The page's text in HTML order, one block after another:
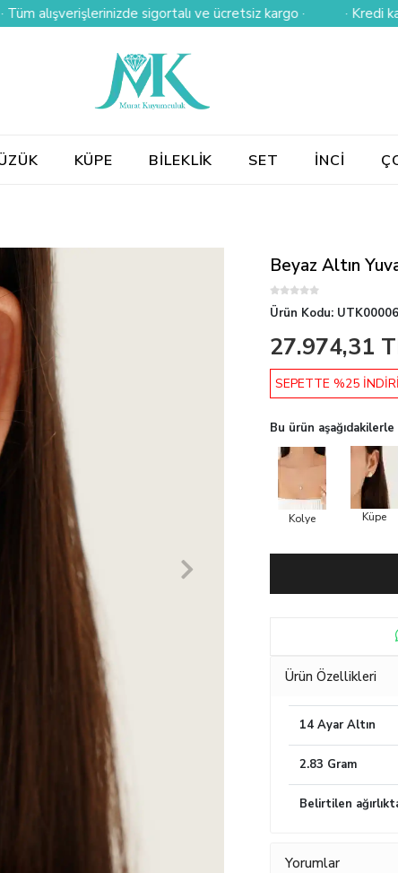
sigortalı ve ücretsiz kargo · · Kredi kartına
KÜPE BİLEKLİK SET İNCİ
Beyaz Altın
Ürün Kodu:
27.974,31
SEPETTE %25
Bu ürün
Kolye Küpe
Ürün Özellikleri
14 Ayar Altın
2.83 Gram
Belirtilen
Yorumlar